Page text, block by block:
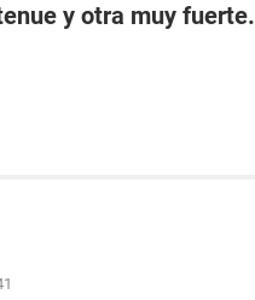
y otra muy fuerte.